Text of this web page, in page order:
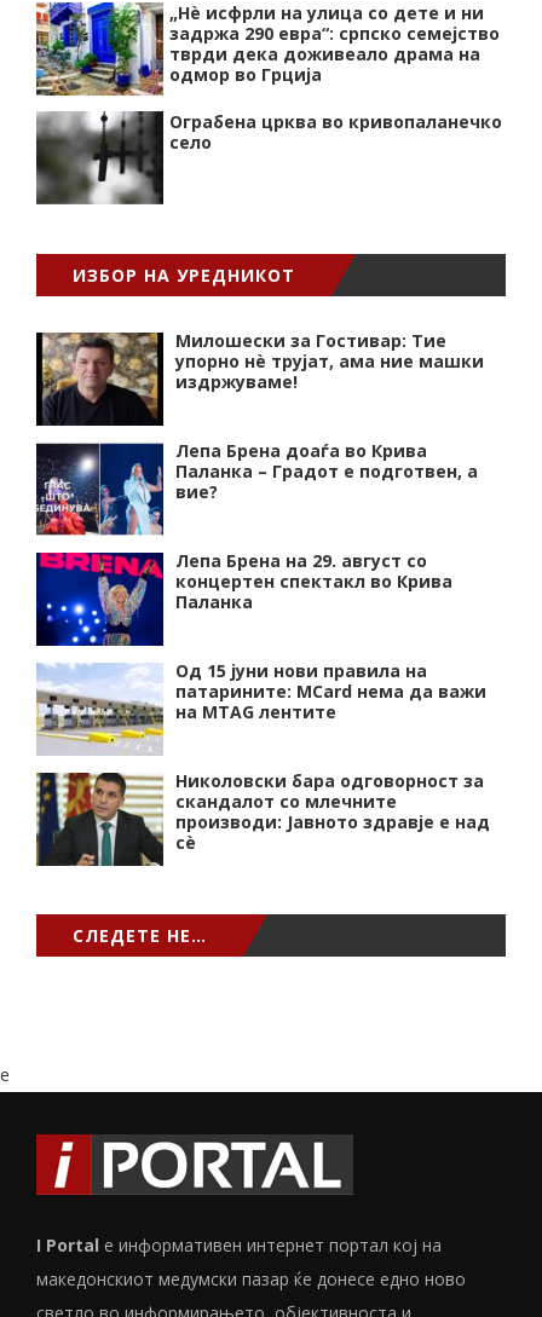
„Нѐ исфрли на улица со дете и ни
задржа 290 евра“: српско семејство
тврди дека доживеало драма на
одмор во Грција
Ограбена црква во кривопаланечко
село
ИЗБОР НА УРЕДНИКОТ
Милошески за Гостивар: Тие
упорно нѐ трујат, ама ние машки
издржуваме!
Лепа Брена доаѓа во Крива
Паланка – Градот е подготвен, а
вие?
Лепа Брена на 29. август со
концертен спектакл во Крива
Паланка
Од 15 јуни нови правила на
патарините: MCard нема да важи
на MTAG лентите
Николовски бара одговорност за
скандалот со млечните
производи: Јавното здравје е над
сѐ
СЛЕДЕТЕ НЕ…
e
I Portal е информативен интернет портал кој на
македонскиот медумски пазар ќе донесе едно ново